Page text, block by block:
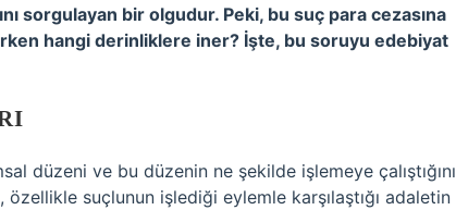
sorgulayan bir olgudur. Peki, bu suç para cezasına
hangi derinliklere iner? İşte, bu soruyu edebiyat
düzeni ve bu düzenin ne şekilde işlemeye çalıştığını
suçlunun işlediği eylemle karşılaştığı adaletin